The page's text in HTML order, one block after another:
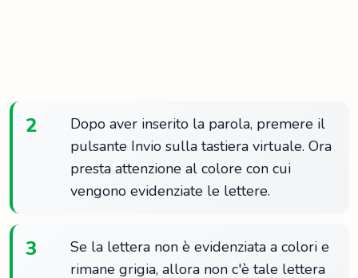
2
Dopo aver inserito la parola, premere il
pulsante Invio sulla tastiera virtuale. Ora
presta attenzione al colore con cui
vengono evidenziate le lettere.
3
Se la lettera non è evidenziata a colori e
rimane grigia, allora non c'è tale lettera